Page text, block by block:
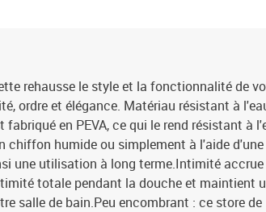
rehausse le style et la fonctionnalité de
ordre et élégance. Matériau résistant à
en PEVA, ce qui le rend résistant à
chiffon humide ou simplement à l'aide d'une
une utilisation à long terme.Intimité accrue
totale pendant la douche et maintient
salle de bain.Peu encombrant : ce store de